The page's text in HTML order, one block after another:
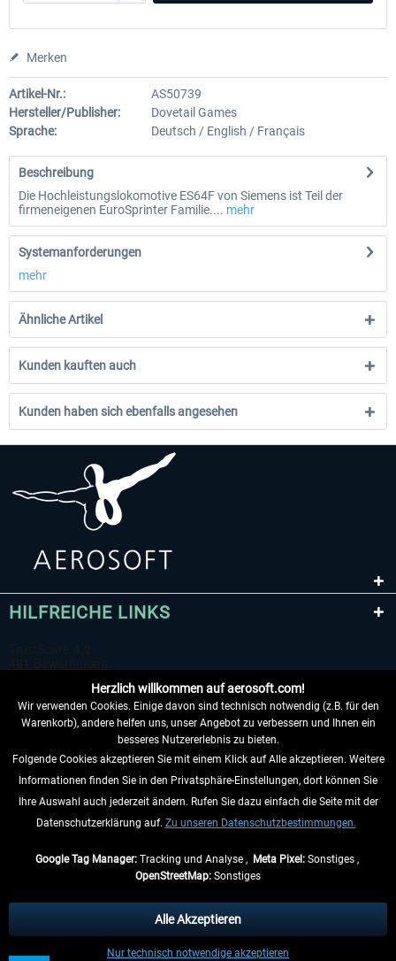
Merken
Artikel-Nr.:
AS50739
Hersteller/Publisher:
Dovetail Games
Sprache:
Deutsch / English / Français
Beschreibung
Die Hochleistungslokomotive ES64F von Siemens ist Teil der
firmeneigenen EuroSprinter Familie.... mehr
Systemanforderungen
mehr
Ähnliche Artikel
Kunden kauften auch
Kunden haben sich ebenfalls angesehen
HILFREICHE LINKS
VERTRAG WIDERRUFEN
INFORMATIONEN
anders beschrieben.
** Gilt für Lieferungen innerhalb Deutschlands, Lieferzeiten für andere Länder
Herzlich willkommen auf aerosoft.com!
Wir verwenden Cookies. Einige davon sind technisch notwendig (z.B. für den
Warenkorb), andere helfen uns, unser Angebot zu verbessern und Ihnen ein
besseres Nutzererlebnis zu bieten.
Folgende Cookies akzeptieren Sie mit einem Klick auf Alle akzeptieren. Weitere
Informationen finden Sie in den Privatsphäre-Einstellungen, dort können Sie
Ihre Auswahl auch jederzeit ändern. Rufen Sie dazu einfach die Seite mit der
Datenschutzerklärung auf. Zu unseren Datenschutzbestimmungen.
Google Tag Manager:Tracking und Analyse , Meta Pixel:Sonstiges ,
OpenStreetMap: Sonstiges
Nur technisch notwendige akzeptieren
Alle Akzeptieren